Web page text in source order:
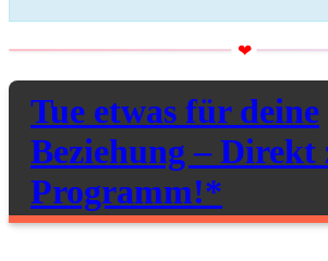
Tue etwas für deine
Beziehung – Direkt
Programm!*